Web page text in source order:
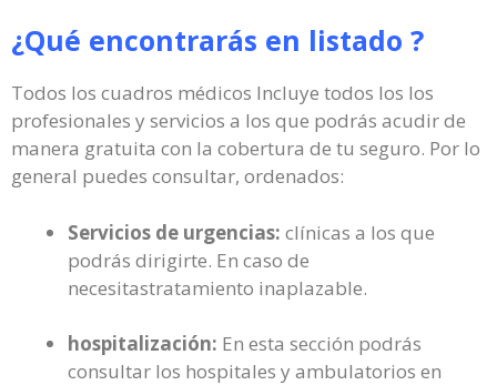
¿Qué encontrarás en listado ?
Todos los cuadros médicos Incluye todos los los
profesionales y servicios a los que podrás acudir de
manera gratuita con la cobertura de tu seguro. Por lo
general puedes consultar, ordenados:
Servicios de urgencias: clínicas a los que
podrás dirigirte. En caso de
necesitastratamiento inaplazable.
hospitalización: En esta sección podrás
consultar los hospitales y ambulatorios en